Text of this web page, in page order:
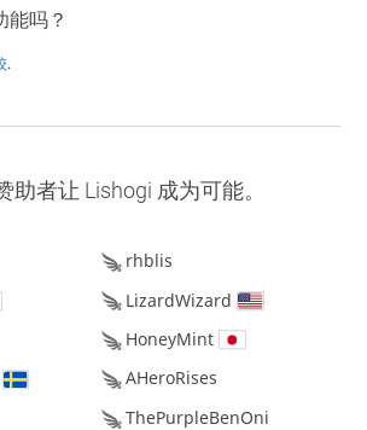
能吗？
.
助者让 Lishogi 成为可能。
rhblis
LizardWizard
HoneyMint
AHeroRises
ThePurpleBenOni